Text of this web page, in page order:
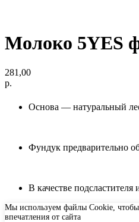
Молоко 5YES
281,00
р.
Основа — натуральный
Фундук предварительно
В качестве
Мы используем файлы Cookie,
впечатления от сайта